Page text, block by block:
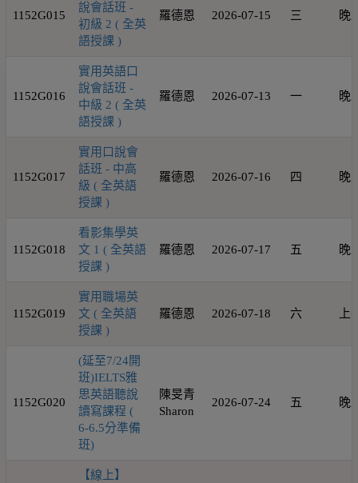
1152G015
說會話班 -
初級 2 ( 全英
語授課 )
羅德恩 2026-07-15 三 晚
1152G016
實用英語口
說會話班 -
中級 2 ( 全英
語授課 )
羅德恩 2026-07-13 一 晚
1152G017
實用口說會
話班 - 中高
級 ( 全英語
授課 )
羅德恩 2026-07-16 四 晚
1152G018
看影集學英
文 1 ( 全英語
授課 )
羅德恩 2026-07-17 五 晚
1152G019
實用職場英
文 ( 全英語
授課 )
羅德恩 2026-07-18 六 上
1152G020
(延至7/24開
班)IELTS雅
思英語聽說
讀寫課程 (
6-6.5分準備
班)
陳旻青
Sharon
2026-07-24 五 晚
【線上】